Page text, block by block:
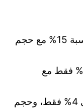
الأسبوع 1-2: ينخفض السعر بنسبة 15% مع حجم
الأسبوع 3-4: انخفاض بنسبة 8% فقط مع
الأسبوع 5-6: تراجع التراجع إلى 4% فقط، وحجم